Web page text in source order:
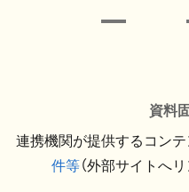
資料
連携機関が提供するコンテ
件等（外部サイトへ